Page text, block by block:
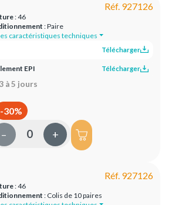
Réf. 927126
: 46
: Paire
caractéristiques techniques
Télécharger
EPI Télécharger
à 5 jours
-30%
– +
Réf. 927126
: 46
: Colis de 10 paires